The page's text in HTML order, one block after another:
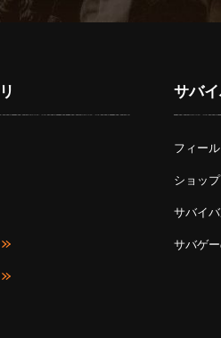
サバ
フィー
ショップ
サバイ
サバゲ